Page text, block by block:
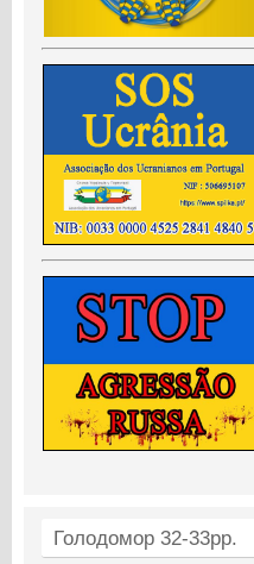
Голодомор 32-33рр.